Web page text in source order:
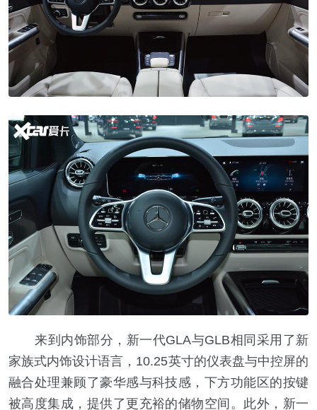
来到内饰部分，新一代GLA与GLB相同采用了新
家族式内饰设计语言，10.25英寸的仪表盘与中控屏的
融合处理兼顾了豪华感与科技感，下方功能区的按键
被高度集成，提供了更充裕的储物空间。此外，新一